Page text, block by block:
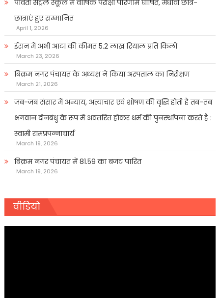
पार्वती सेंट्रल स्कूल में वार्षिक परीक्षा परिणाम घोषित, मेधावी छात्र-
छात्राएं हुए सम्मानित
April 1, 2026
ईरान में अभी आटा की कीमत 5.2 लाख रियाल प्रति किलो
March 23, 2026
बिक्रम नगर पंचायत के अध्यक्ष ने किया अस्पताल का निरीक्षण
March 21, 2026
जब-जब संसार में अन्याय, अत्याचार एवं शोषण की वृद्धि होती है तब-तब
भगवान दीनबंधु के रूप में अवतरित होकर धर्म की पुनर्स्थापना करते हैं :
स्वामी रामप्रपन्नाचार्य
March 19, 2026
बिक्रम नगर पंचायत में 81.59 का बजट पारित
March 19, 2026
वीडियो